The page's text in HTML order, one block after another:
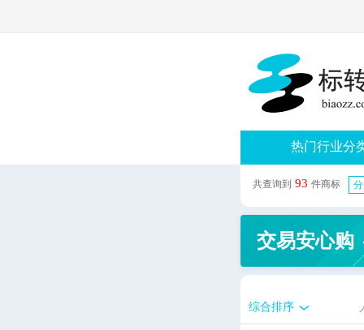
热门行业分
共查询到 93 件商标
交易安心购
综合排序